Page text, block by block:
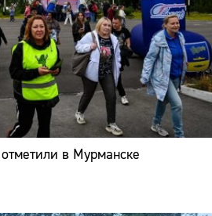
в Мурманске